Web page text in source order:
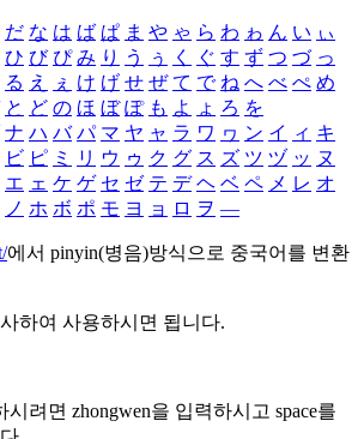
だ な は ば ぱ ま や ゃ ら わ ゎ ん い ぃ
ひ び ぴ み り う ぅ く ぐ す ず つ づ っ
る え ぇ け げ せ ぜ て で ね へ べ ぺ め
と ど の ほ ぼ ぽ も よ ょ ろ を
ナ ハ バ パ マ ヤ ャ ラ ワ ヮ ン イ ィ キ
ビ ピ ミ リ ウ ゥ ク グ ス ズ ツ ヅ ッ ヌ
エ ェ ケ ゲ セ ゼ テ デ ヘ ベ ペ メ レ オ
ノ ホ ボ ポ モ ヨ ョ ロ ヲ ―
에서 pinyin(병음)방식으로 중국어를 변환
하여 사용하시면 됩니다.
시려면 zhongwen을 입력하시고 space를